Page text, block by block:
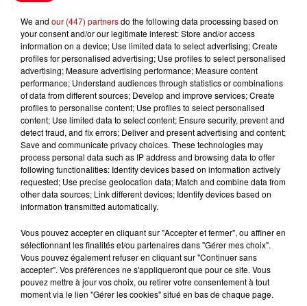
Afficher l'élément
N°1 : Whitney Houston - "I Wanna
Dance With Somebody (Who
Loves Me)" (1987)
Cet élément est masqué compte-tenu du refus
du dépôt de cookies que vous avez exprimé. Si
vous souhaitez l'afficher, merci de nous donner
votre accord en cliquant sur le bouton ci-
Afficher l'élément
Bon à savoir, le premier artiste français du classement
We and our (447) partnersdo the following data processing based on
your consent and/or our legitimate interest: Store and/or access
information on a device; Use limited data to select advertising; Create
profiles for personalised advertising; Use profiles to select personalised
advertising; Measure advertising performance; Measure content
performance; Understand audiences through statistics or combinations
of data from different sources; Develop and improve services; Create
profiles to personalise content; Use profiles to select personalised
content; Use limited data to select content; Ensure security, prevent and
detect fraud, and fix errors; Deliver and present advertising and content;
Save and communicate privacy choices. These technologies may
process personal data such as IP address and browsing data to offer
following functionalities: Identify devices based on information actively
requested; Use precise geolocation data; Match and combine data from
other data sources; Link different devices; Identify devices based on
information transmitted automatically.
Vous pouvez accepter en cliquant sur "Accepter et fermer", ou affiner en
sélectionnant les finalités et/ou partenaires dans "Gérer mes choix".
Vous pouvez également refuser en cliquant sur "Continuer sans
accepter". Vos préférences ne s'appliqueront que pour ce site. Vous
pouvez mettre à jour vos choix, ou retirer votre consentement à tout
moment via le lien "Gérer les cookies" situé en bas de chaque page.